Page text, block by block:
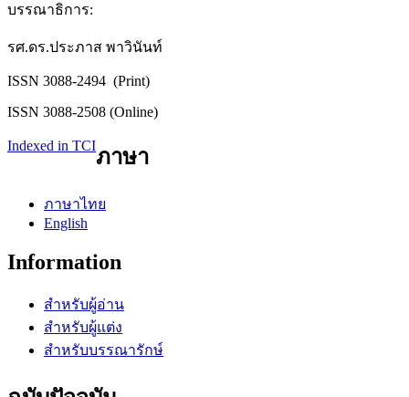
บรรณาธิการ:
รศ.ดร.ประภาส พาวินันท์
ISSN 3088-2494 (Print)
ISSN 3088-2508 (Online)
Indexed in TCIภาษา
ภาษาไทย
English
Information
สำหรับผู้อ่าน
สำหรับผู้แต่ง
สำหรับบรรณารักษ์